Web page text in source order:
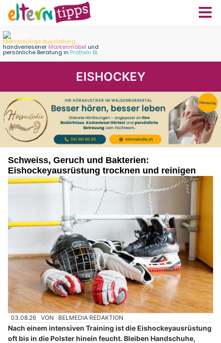
EISHOCKEY
Schweiss, Geruch und Bakterien:
Eishockeyausrüstung trocknen und reinigen
03.08.26 VON BELMEDIA REDAKTION
Nach einem intensiven Training ist die Eishockeyausrüstung
oft bis in die Polster hinein feucht. Bleiben Handschuhe,